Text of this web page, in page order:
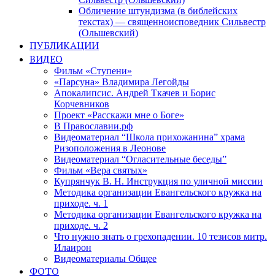
Обличение штундизма (в библейских
текстах) — священноисповедник Сильвестр
(Ольшевский)
ПУБЛИКАЦИИ
ВИДЕО
Фильм «Ступени»
«Парсуна» Владимира Легойды
Апокалипсис. Андрей Ткачев и Борис
Корчевников
Проект «Расскажи мне о Боге»
В Православии.рф
Видеоматериал “Школа прихожанина” храма
Ризоположения в Леонове
Видеоматериал “Огласительные беседы”
Фильм «Вера святых»
Купрянчук В. Н. Инструкция по уличной миссии
Методика организации Евангельского кружка на
приходе. ч. 1
Методика организации Евангельского кружка на
приходе. ч. 2
Что нужно знать о грехопадении. 10 тезисов митр.
Илаирон
Видеоматериалы Общее
ФОТО